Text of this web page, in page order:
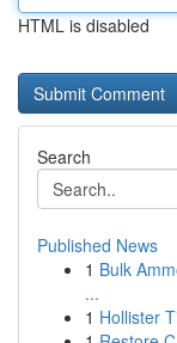
HTML is disabled
Search
Published News
1 Bulk
...
1 Hollister